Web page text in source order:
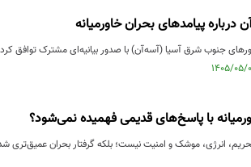
پیامدهای بحران خاورمیانه
جنوب شرق آسیا (آسه‌آن) با صدور بیانیه‌ای مشترک توافق
با پاسخ‌های قدیمی فهمیده نمی‌شود؟
انرژی، موشک و امنیت نیست؛ بلکه گرفتار بحران